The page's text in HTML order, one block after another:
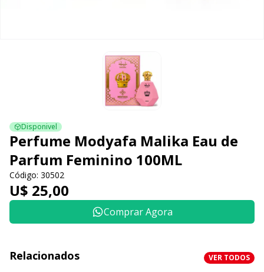
Disponivel
Perfume Modyafa Malika Eau de
Parfum Feminino 100ML
Código: 30502
U$ 25,00
Comprar Agora
Relacionados VER TODOS